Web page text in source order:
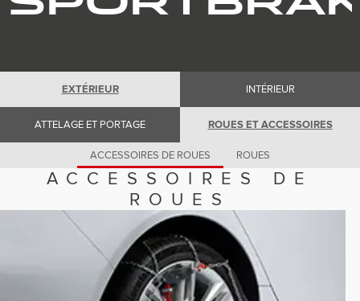
Romania (Romania)
Switzerland (Italian)
United Kingdom (English)
EXTÉRIEUR INTÉRIEUR
ATTELAGE ET PORTAGE ROUES ET ACCESSOIRES
ACCESSOIRES DE ROUES ROUES
ACCESSOIRES DE
ROUES